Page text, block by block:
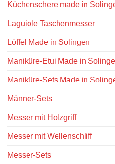
Küchenschere made in
Laguiole Taschenmesser
Löffel Made in Solingen
Maniküre-Etui Made in
Maniküre-Sets Made in
Männer-Sets
Messer mit Holzgriff
Messer mit Wellenschliff
Messer-Sets